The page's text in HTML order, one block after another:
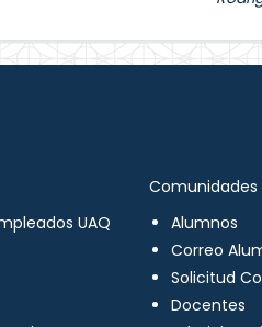
UAQ
Comunidades
Alumnos
Correo
Solicitud
Docentes